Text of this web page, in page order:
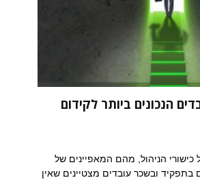
הנכונים ביותר לקידום
הניהול, מהם המאפיינים של
בתפקיד ובשכר עובדים מצטיינים שאין